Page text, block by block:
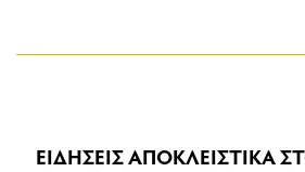
ΕΙΔΗΣΕΙΣ ΑΠΟΚΛΕΙΣΤΙΚΑ